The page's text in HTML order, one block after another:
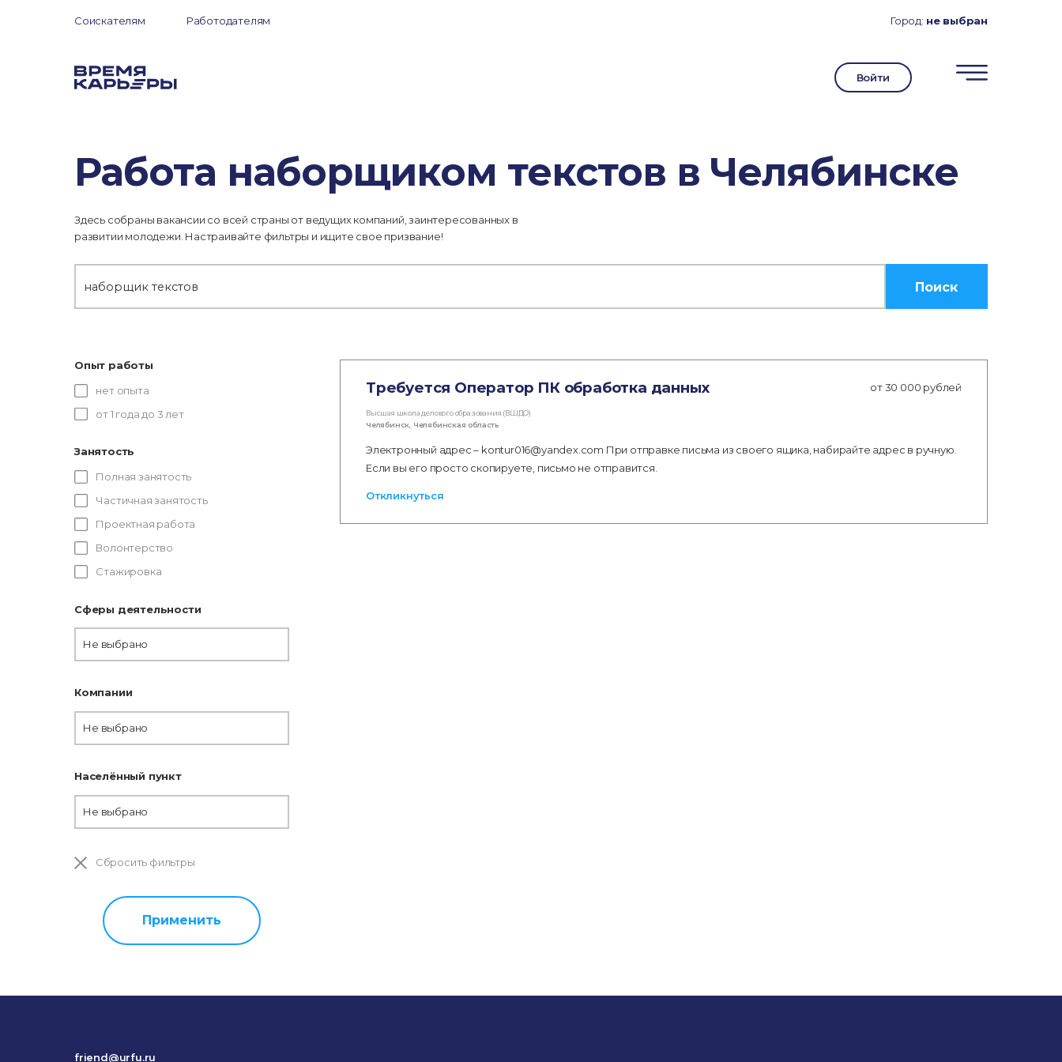
Соискателям Работодателям Город: не выбран
Войти
Работа наборщиком текстов в Челябинске
Здесь собраны вакансии со всей страны от ведущих компаний, заинтересованных в
развитии молодежи. Настраивайте фильтры и ищите свое призвание!
Поиск
Опыт работы
нет опыта
от 1 года до 3 лет
Занятость
Полная занятость
Частичная занятость
Проектная работа
Волонтерство
Стажировка
Сферы деятельности
Не выбрано
Компании
Не выбрано
Населённый пункт
Не выбрано
Сбросить фильтры
Применить
Требуется Оператор ПК обработка данных от 30 000 рублей
Высшая школа делового образования (ВШДО)
Челябинск Челябинская область
Электронный адрес – kontur016@yandex.com При отправке письма из своего ящика, набирайте адрес в ручную.
Если вы его просто скопируете, письмо не отправится.
Откликнуться
friend@urfu.ru